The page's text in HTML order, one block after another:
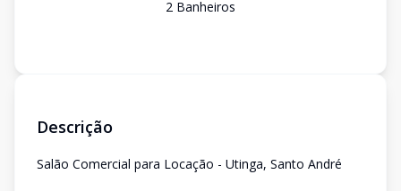
2 Banheiros
Descrição
Salão Comercial para Locação - Utinga, Santo André